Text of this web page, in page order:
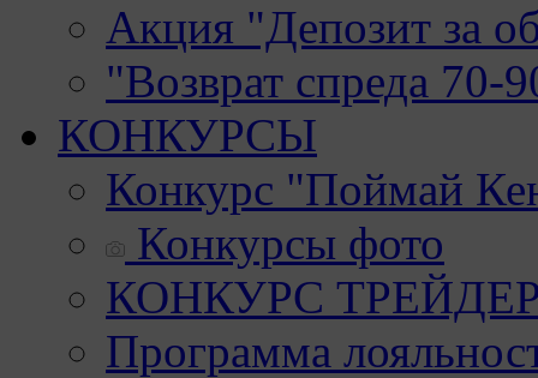
Акция "Депозит за
"Возврат спреда 70-
КОНКУРСЫ
Конкурс "Поймай
Конкурсы фото
КОНКУРС
Программа